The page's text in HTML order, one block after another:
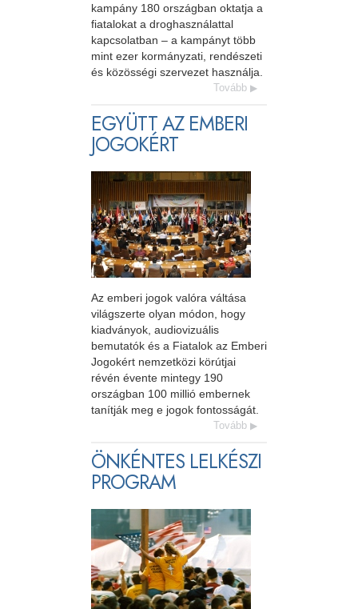
kampány 180 országban oktatja a
fiatalokat a droghasználattal
kapcsolatban – a kampányt több
mint ezer kormányzati, rendészeti
és közösségi szervezet használja.
Tovább
EGYÜTT AZ EMBERI
JOGOKÉRT
Az emberi jogok valóra váltása
világszerte olyan módon, hogy
kiadványok, audiovizuális
bemutatók és a Fiatalok az Emberi
Jogokért nemzetközi körútjai
révén évente mintegy 190
országban 100 millió embernek
tanítják meg e jogok fontosságát.
Tovább
ÖNKÉNTES LELKÉSZI
PROGRAM